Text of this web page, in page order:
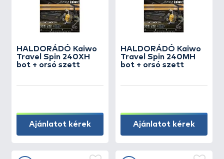
HALDORÁDÓ Kaiwo
Travel Spin 240XH
bot + orsó szett
Ajánlatot kérek
HALDORÁDÓ Kaiwo
Travel Spin 240MH
bot + orsó szett
Ajánlatot kérek